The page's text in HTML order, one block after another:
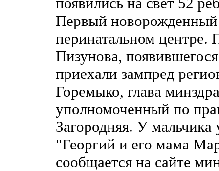
Первый новорожденный
перинатальном центре.
Пизунова,
приехали зампред
Горемыко, глава
уполномоченный по
Загородняя. У
"Георгий и его мама
сообщается на сайте